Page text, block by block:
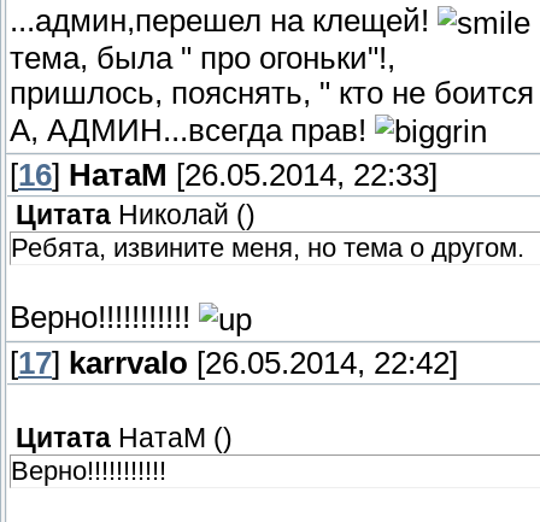
...админ,перешел на клещей!
тема, была " про огоньки"!,
пришлось, пояснять, " кто не
А, АДМИН...всегда прав!
[16] НатаМ [26.05.2014, 22:33]
Цитата Николай ()
Ребята, извините меня, но тема о другом.
Верно!!!!!!!!!!!
[17] karrvalo [26.05.2014, 22:42]
Цитата НатаМ ()
Верно!!!!!!!!!!!